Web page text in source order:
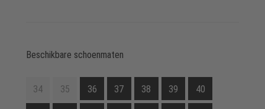
Beschikbare schoenmaten
34 35 36 37 38 39 40